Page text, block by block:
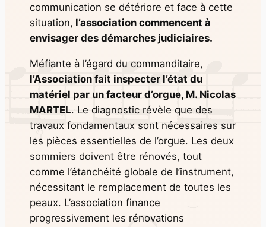
communication se détériore et face à cette
situation, l’association commencent à
envisager des démarches judiciaires.
Méfiante à l’égard du commanditaire,
l’Association fait inspecter l’état du
matériel par un facteur d’orgue, M. Nicolas
MARTEL. Le diagnostic révèle que des
travaux fondamentaux sont nécessaires sur
les pièces essentielles de l’orgue. Les deux
sommiers doivent être rénovés, tout
comme l’étanchéité globale de l’instrument,
nécessitant le remplacement de toutes les
peaux. L’association finance
progressivement les rénovations